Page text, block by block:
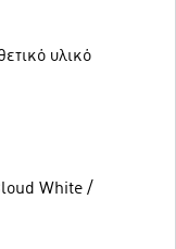
υλικό
White /